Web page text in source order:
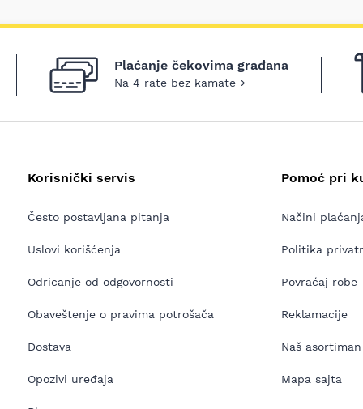
Plaćanje čekovima građana
Na 4 rate bez kamate
Korisnički servis
Često postavljana pitanja
Uslovi korišćenja
Odricanje od odgovornosti
Obaveštenje o pravima potrošača
Dostava
Opozivi uređaja
Pomoć pri
Načini
Politika
Povraćaj robe
Reklamacije
Naš asortiman
Mapa sajta